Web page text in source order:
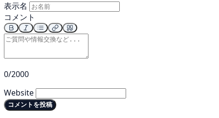
表示名
コメント
0/2000
Website
コメントを投稿